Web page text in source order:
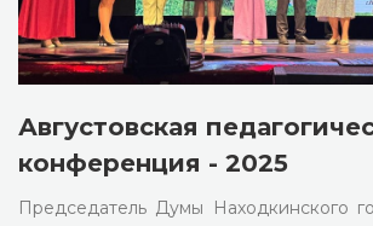
Августовская
конференция - 2025
Председатель Думы Находкинского